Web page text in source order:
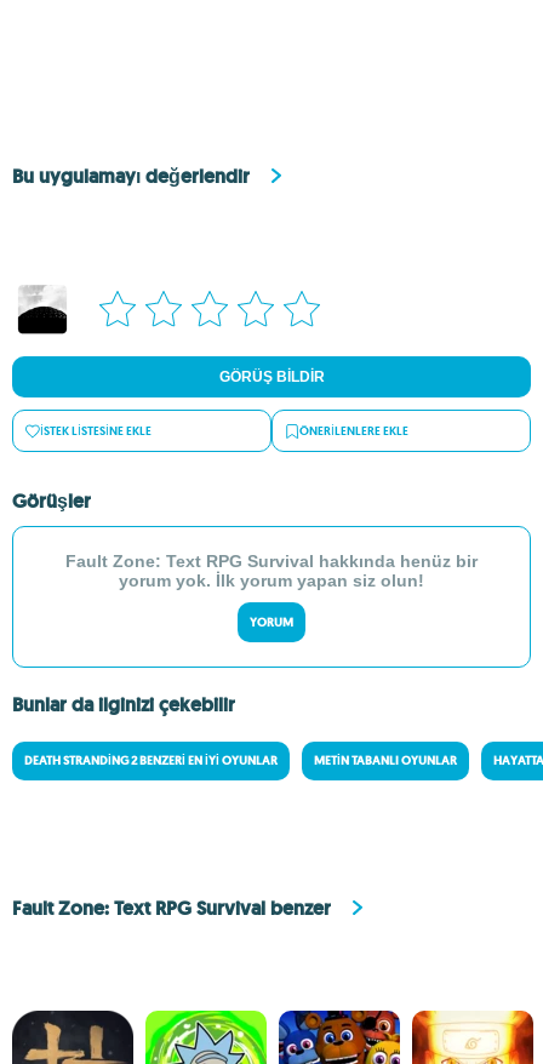
Bu uygulamayı değerlendir
GÖRÜŞ BILDIR
İSTEK LISTESINE EKLE ÖNERILENLERE EKLE
Görüşler
Fault Zone: Text RPG Survival hakkında henüz bir
yorum yok. İlk yorum yapan siz olun!
YORUM
Bunlar da ilginizi çekebilir
DEATH STRANDING 2 BENZERI EN İYI OYUNLAR METIN TABANLI OYUNLAR
Fault Zone: Text RPG Survival benzer